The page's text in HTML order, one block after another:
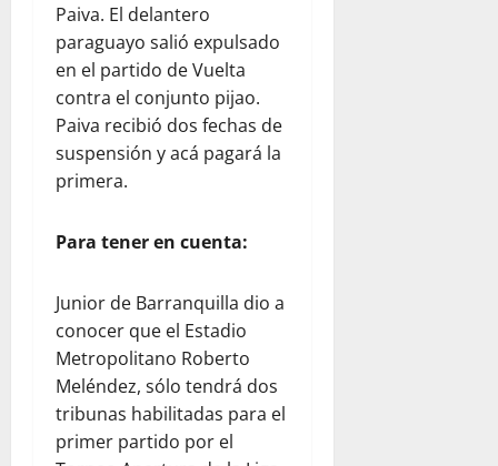
Paiva. El delantero
paraguayo salió expulsado
en el partido de Vuelta
contra el conjunto pijao.
Paiva recibió dos fechas de
suspensión y acá pagará la
primera.
Para tener en cuenta:
Junior de Barranquilla dio a
conocer que el Estadio
Metropolitano Roberto
Meléndez, sólo tendrá dos
tribunas habilitadas para el
primer partido por el